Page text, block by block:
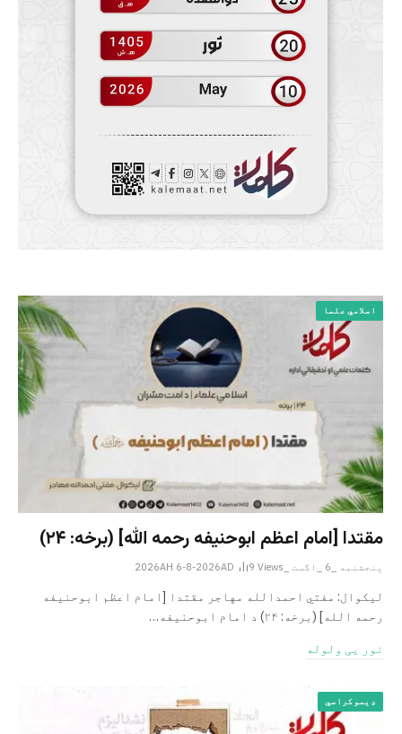
اسلامي علما
مقتدا [امام اعظم ابوحنیفه رحمه الله‎] (برخه: ۲۴)
پنجشنبه _6 _اگست _2026AH 6-8-2026AD 9 Views
لیکوال: مفتي احمدالله مهاجر مقتدا [امام اعظم ابوحنیفه
رحمه الله‎] (برخه: ۲۴) د امام ابوحنيفه…
نور یی ولوله
ډیموکراسي